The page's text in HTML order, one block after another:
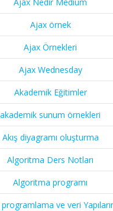
Ajax örnek
Ajax Örnekleri
Ajax Wednesday
Akademik Eğitimler
akademik sunum örnekleri
Akış diyagramı oluşturma
Algoritma Ders Notları
Algoritma programı
ve veri